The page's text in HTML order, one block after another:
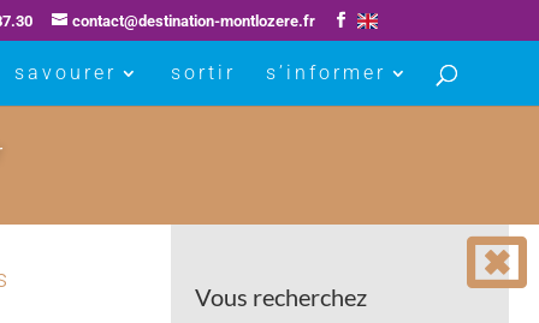
contact@destination-montlozere.fr
savourer sortir s’informer
Vous recherchez